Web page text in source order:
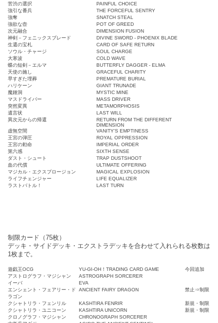
苦渋の選択
PAINFUL CHOICE
強引な番兵
THE FORCEFUL SENTRY
強奪
SNATCH STEAL
強欲な壺
POT OF GREED
次元融合
DIMENSION FUSION
神剣－フェニックスブレード
DIVINE SWORD - PHOENIX BLADE
生還の宝札
CARD OF SAFE RETURN
ソウル・チャージ
SOUL CHARGE
大寒波
COLD WAVE
蝶の短剣－エルマ
BUTTERFLY DAGGER - ELMA
天使の施し
GRACEFUL CHARITY
早すぎた埋葬
PREMATURE BURIAL
ハリケーン
GIANT TRUNADE
魔鍾洞
MYSTIC MINE
マスドライバー
MASS DRIVER
突然変異
METAMORPHOSIS
遺言状
LAST WILL
異次元からの帰還
RETURN FROM THE DIFFERENT
DIMENSION
虚無空間
VANITY'S EMPTINESS
王宮の弾圧
ROYAL OPPRESSION
王宮の勅命
IMPERIAL ORDER
第六感
SIXTH SENSE
ダスト・シュート
TRAP DUSTSHOOT
血の代償
ULTIMATE OFFERING
マジカル・エクスプロージョン
MAGICAL EXPLOSION
ライフチェンジャー
LIFE EQUALIZER
ラストバトル！
LAST TURN
制限カード（75枚）
デッキ・サイドデッキ・エクストラデッキを合わせて入れられる枚数は
1枚まで。
遊戯王OCG YU-GI-OH！TRADING CARD GAME
今回追加
アストログラフ・マジシャン
ASTROGRAPH SORCERER
イーバ
EVA
エンシェント・フェアリー・ド
ラゴン
ANCIENT FAIRY DRAGON 禁止⇒制限
クシャトリラ・フェンリル KASHTIRA FENRIR
新規・制限
クシャトリラ・ユニコーン
KASHTIRA UNICORN
新規・制限
クロノグラフ・マジシャン
CHRONOGRAPH SORCERER